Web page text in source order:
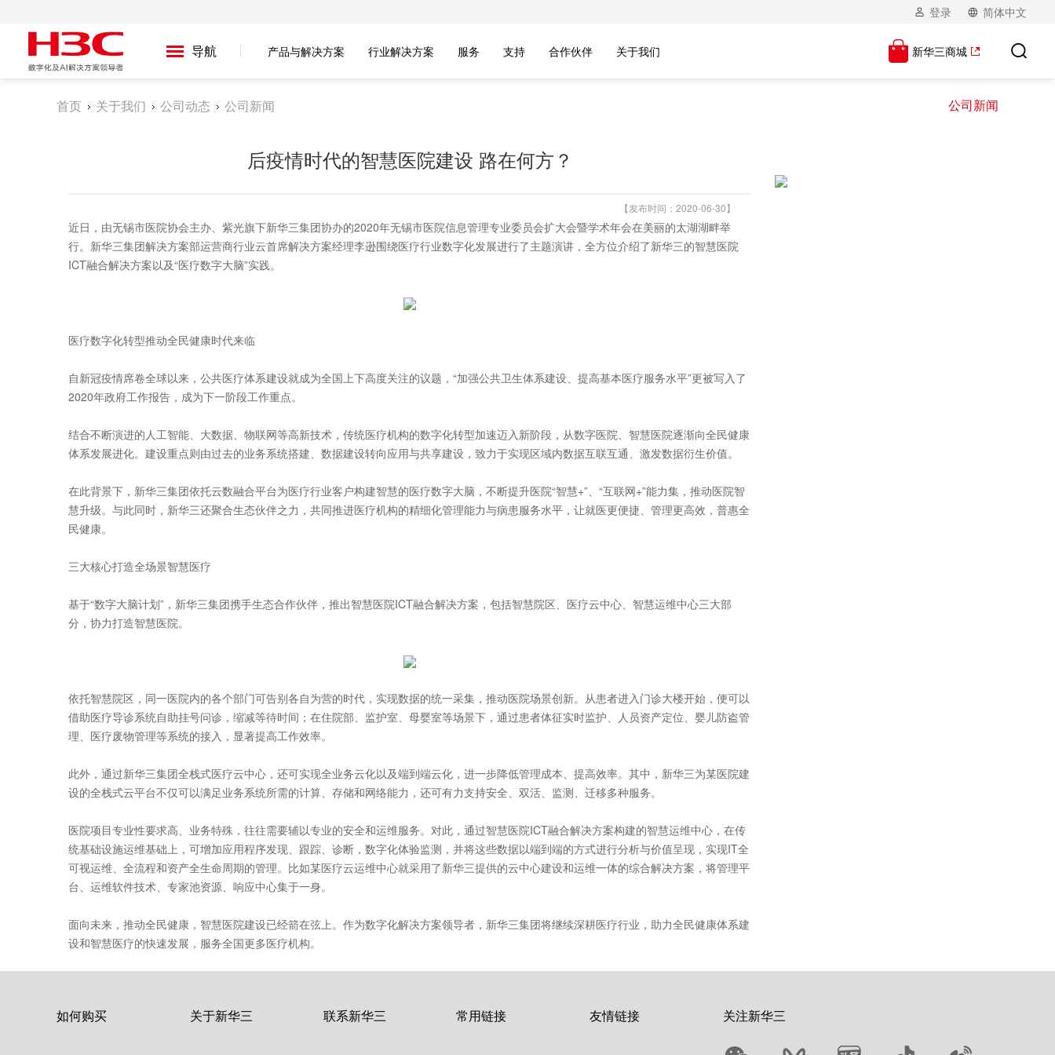
登录 简体中文
导航 产品与解决方案 行业解决方案 服务 支持 合作伙伴 关于我们 新华三商城
公司新闻
首页 关于我们 公司动态 公司新闻
后疫情时代的智慧医院建设 路在何方？
【发布时间：2020-06-30】
近日，由无锡市医院协会主办、紫光旗下新华三集团协办的2020年无锡市医院信息管理专业委员会扩大会暨学术年会在美丽的太湖湖畔举
行。新华三集团解决方案部运营商行业云首席解决方案经理李逊围绕医疗行业数字化发展进行了主题演讲，全方位介绍了新华三的智慧医院
ICT融合解决方案以及“医疗数字大脑”实践。
医疗数字化转型推动全民健康时代来临
自新冠疫情席卷全球以来，公共医疗体系建设就成为全国上下高度关注的议题，“加强公共卫生体系建设、提高基本医疗服务水平”更被写入了
2020年政府工作报告，成为下一阶段工作重点。
结合不断演进的人工智能、大数据、物联网等高新技术，传统医疗机构的数字化转型加速迈入新阶段，从数字医院、智慧医院逐渐向全民健康
体系发展进化。建设重点则由过去的业务系统搭建、数据建设转向应用与共享建设，致力于实现区域内数据互联互通、激发数据衍生价值。
在此背景下，新华三集团依托云数融合平台为医疗行业客户构建智慧的医疗数字大脑，不断提升医院“智慧+”、“互联网+”能力集，推动医院智
慧升级。与此同时，新华三还聚合生态伙伴之力，共同推进医疗机构的精细化管理能力与病患服务水平，让就医更便捷、管理更高效，普惠全
民健康。
三大核心打造全场景智慧医疗
基于“数字大脑计划”，新华三集团携手生态合作伙伴，推出智慧医院ICT融合解决方案，包括智慧院区、医疗云中心、智慧运维中心三大部
分，协力打造智慧医院。
依托智慧院区，同一医院内的各个部门可告别各自为营的时代，实现数据的统一采集，推动医院场景创新。从患者进入门诊大楼开始，便可以
借助医疗导诊系统自助挂号问诊，缩减等待时间；在住院部、监护室、母婴室等场景下，通过患者体征实时监护、人员资产定位、婴儿防盗管
理、医疗废物管理等系统的接入，显著提高工作效率。
此外，通过新华三集团全栈式医疗云中心，还可实现全业务云化以及端到端云化，进一步降低管理成本、提高效率。其中，新华三为某医院建
设的全栈式云平台不仅可以满足业务系统所需的计算、存储和网络能力，还可有力支持安全、双活、监测、迁移多种服务。
医院项目专业性要求高、业务特殊，往往需要辅以专业的安全和运维服务。对此，通过智慧医院ICT融合解决方案构建的智慧运维中心，在传
统基础设施运维基础上，可增加应用程序发现、跟踪、诊断，数字化体验监测，并将这些数据以端到端的方式进行分析与价值呈现，实现IT全
可视运维、全流程和资产全生命周期的管理。比如某医疗云运维中心就采用了新华三提供的云中心建设和运维一体的综合解决方案，将管理平
台、运维软件技术、专家池资源、响应中心集于一身。
面向未来，推动全民健康，智慧医院建设已经箭在弦上。作为数字化解决方案领导者，新华三集团将继续深耕医疗行业，助力全民健康体系建
设和智慧医疗的快速发展，服务全国更多医疗机构。
如何购买 关于新华三 联系新华三 常用链接 友情链接 关注新华三